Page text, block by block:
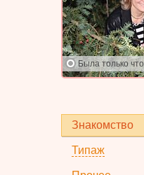
Былатолько что
Знакомство
Типаж